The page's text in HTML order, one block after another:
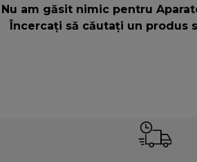
Nu am găsit nimic pentru
Încercați să căutați un produs